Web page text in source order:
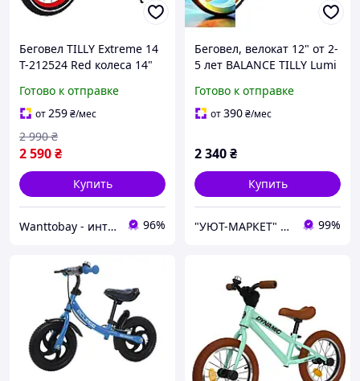
Беговел TILLY Extreme 14
T-212524 Red колеса 14"
рама
Готово к отправке
от259₴/мес
2 590₴
2 990 ₴
Купить
Wanttobay - интернет магазин детских игрушек 96%
Беговел, велокат 12" от 2-
5 лет BALANCE TILLY Lumi
колеса
Готово к отправке
от390₴/мес
2 340₴
Купить
"УЮТ-МАРКЕТ" интернет-магазин 99%